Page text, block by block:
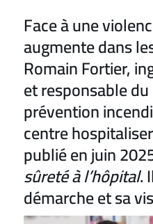
Face à une
augmente dans
Romain Fortier,
et responsable
prévention
centre
publié en juin
sûreté à l’hôpital.
démarche et sa